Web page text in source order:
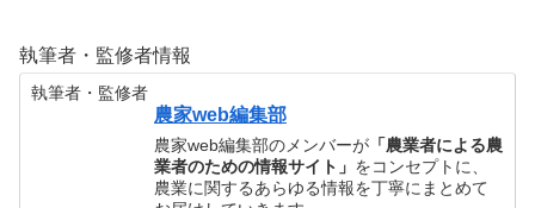
執筆者・監修者情報
執筆者・監修者
農家web編集部
農家web編集部のメンバーが 「農業者による農
業者のための情報サイト」 をコンセプトに、
農業に関するあらゆる情報を丁寧にまとめて